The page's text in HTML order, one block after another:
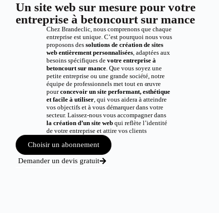
Un site web sur mesure pour votre
entreprise à betoncourt sur mance
Chez Brandeclic, nous comprenons que chaque
entreprise est unique. C’est pourquoi nous vous
proposons des solutions de création de sites
web entièrement personnalisées, adaptées aux
besoins spécifiques de votre entreprise à
betoncourt sur mance. Que vous soyez une
petite entreprise ou une grande société, notre
équipe de professionnels met tout en œuvre
pourconcevoir un site performant, esthétique
et facile à utiliser, qui vous aidera à atteindre
vos objectifs et à vous démarquer dans votre
secteur. Laissez-nous vous accompagner dans
la création d’un site webqui reflète l’identité
de votre entreprise et attire vos clients
Choisir un abonnement
Demander un devis gratuit